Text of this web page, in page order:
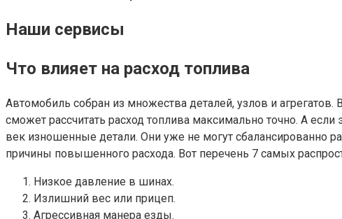
Наши сервисы
Что влияет на расход топлива
Автомобиль собран из множества деталей, узлов и
сможет рассчитать расход топлива максимально точно. А
век изношенные детали. Они уже не могут сбалансированно
причины повышенного расхода. Вот перечень 7 самых
Низкое давление в шинах.
Излишний вес или прицеп.
Агрессивная манера езды.